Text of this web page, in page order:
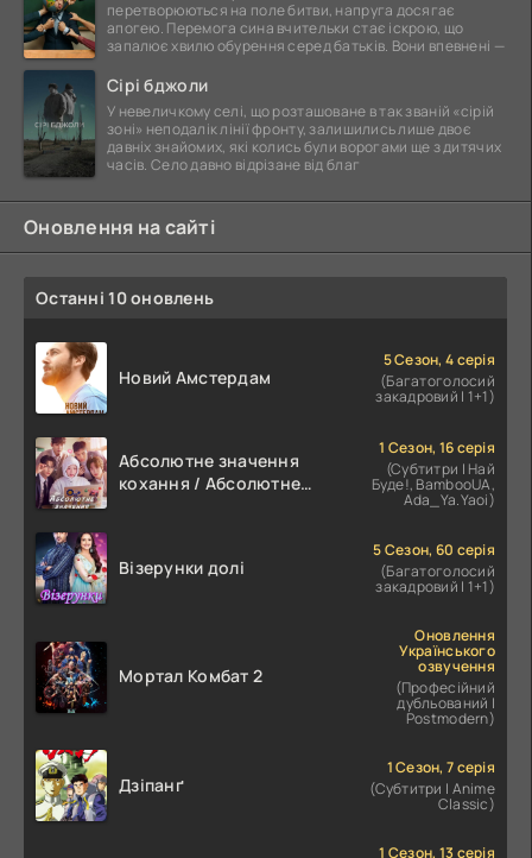
перетворюються на поле битви, напруга досягає
апогею. Перемога сина вчительки стає іскрою, що
запалює хвилю обурення серед батьків. Вони впевнені —
Сірі бджоли
У невеличкому селі, що розташоване в так званій «сірій
зоні» неподалік лінії фронту, залишились лише двоє
давніх знайомих, які колись були ворогами ще з дитячих
часів. Село давно відрізане від благ
Оновлення на сайті
Останні 10 оновлень
Новий Амстердам
5 Сезон, 4 серія
(Багатоголосий
закадровий | 1+1)
Абсолютне значення
кохання / Абсолютне
1 Сезон, 16 серія
(Субтитри | Най
Буде!, BambooUA,
Ada_Ya.Yaoi)
Візерунки долі
5 Сезон, 60 серія
(Багатоголосий
закадровий | 1+1)
Мортал Комбат 2
Оновлення
Українського
озвучення
(Професійний
дубльований |
Postmodern)
Дзіпанґ
1 Сезон, 7 серія
(Субтитри | Anime
Classic)
1 Сезон, 13 серія